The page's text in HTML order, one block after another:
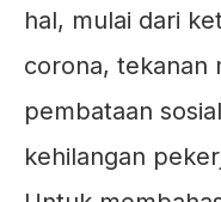
hal, mulai dari
corona, tekanan
pembataan
kehilangan